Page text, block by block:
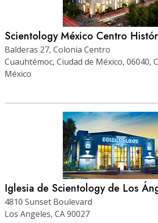
Scientology México Centro
Balderas 27, Colonia Centro
Cuauhtémoc, Ciudad de México, 06040,
México
Iglesia de Scientology de Los
4810 Sunset Boulevard
Los Angeles, CA 90027